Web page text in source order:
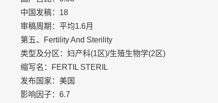
中国发稿：18
审稿周期：平均1.6月
第五、Fertility And Sterility
类型及分区：妇产科(1区)/生殖生物学(2区)
缩写名：FERTIL STERIL
发布国家：美国
影响因子：6.7